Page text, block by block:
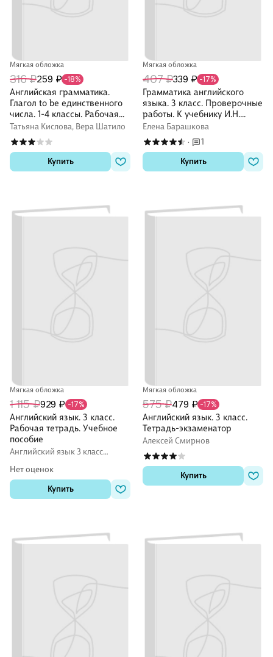
Мягкая обложка
316 ₽259 ₽ -18%
Английская грамматика.
Глагол to be единственного
числа. 1-4 классы. Рабочая
тетрадь
Татьяна Кислова, Вера Шатило
Купить
Мягкая обложка
407 ₽339 ₽ -17%
Грамматика английского
языка. 3 класс. Проверочные
работы. К учебнику И.Н.
Верещагиной, Т.А.
Елена Барашкова
·
1
Купить
Мягкая обложка
1 115 ₽929 ₽ -17%
Английский язык. 3 класс.
Рабочая тетрадь. Учебное
пособие
Английский язык 3 класс
Нет оценок
Купить
Мягкая обложка
575 ₽479 ₽ -17%
Английский язык. 3 класс.
Тетрадь-экзаменатор
Алексей Смирнов
Купить